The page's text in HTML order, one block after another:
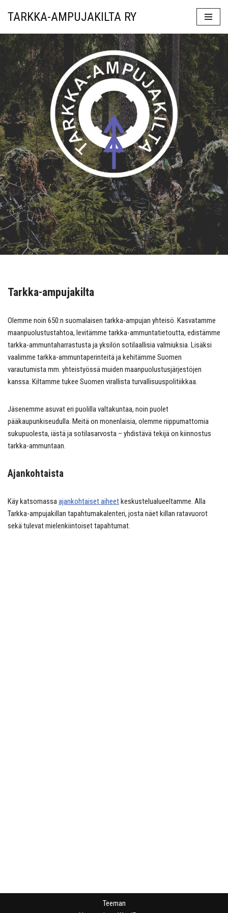
suoraan
sisältöön
TARKKA-AMPUJAKILTA RY
Tarkka-ampujakilta
Olemme noin 650:n suomalaisen tarkka-ampujan yhteisö. Kasvatamme
maanpuolustustahtoa, levitämme tarkka-ammuntatietoutta, edistämme
tarkka-ammuntaharrastusta ja yksilön sotilaallisia valmiuksia. Lisäksi
vaalimme tarkka-ammuntaperinteitä ja kehitämme Suomen
varautumista mm. yhteistyössä muiden maanpuolustusjärjestöjen
kanssa. Kiltamme tukee Suomen virallista turvallisuuspolitiikkaa.
Jäsenemme asuvat eri puolilla valtakuntaa, noin puolet
pääkaupunkiseudulla. Meitä on monenlaisia, olemme riippumattomia
sukupuolesta, iästä ja sotilasarvosta – yhdistävä tekijä on kiinnostus
tarkka-ammuntaan.
Ajankohtaista
Käy katsomassaajankohtaiset aiheetkeskustelualueeltamme. Alla
Tarkka-ampujakillan tapahtumakalenteri, josta näet killan ratavuorot
sekä tulevat mielenkiintoiset tapahtumat.
Teeman